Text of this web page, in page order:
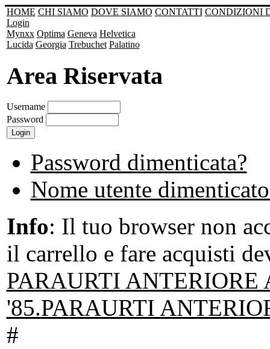
HOME CHI SIAMO DOVE SIAMO CONTATTI CONDIZIONI
Login
Mynxx Optima Geneva Helvetica
Lucida Georgia Trebuchet Palatino
Area Riservata
Username
Password
Password dimenticata?
Nome utente
Info: Il tuo browser non
il carrello e fare acquisti
PARAURTI ANTERIORE
'85.PARAURTI
#